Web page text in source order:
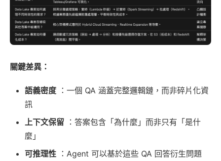
關鍵差異：
語義密度 ：一個 QA 涵蓋完整邏輯鏈，而非碎片化資
訊
上下文保留 ：答案包含「為什麼」而非只有「是什
麼」
可推理性 ：Agent 可以基於這些 QA 回答衍生問題